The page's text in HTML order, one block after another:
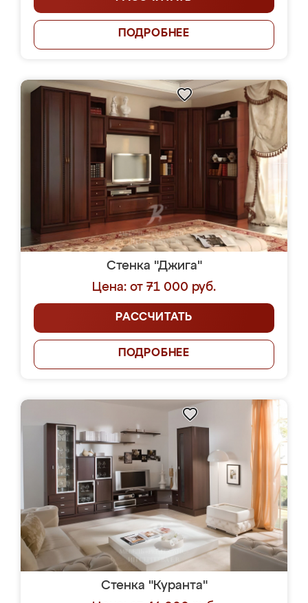
ПОДРОБНЕЕ
Стенка "Джига"
Цена: от 71 000 руб.
РАССЧИТАТЬ
ПОДРОБНЕЕ
Стенка "Куранта"